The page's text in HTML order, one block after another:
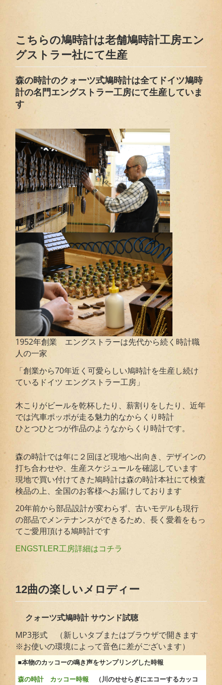
こちらの鳩時計は老舗鳩時計工房エン
グストラー社にて生産
森の時計のクォーツ式鳩時計は全てドイツ鳩時
計の名門エングストラー工房にて生産していま
す
1952年創業 エングストラーは先代から続く時計職
人の一家
「創業から70年近く可愛らしい鳩時計を生産し続け
ているドイツ エングストラー工房」
木こりがビールを乾杯したり、薪割りをしたり、近年
では汽車ポッポが走る魅力的なからくり時計
ひとつひとつが作品のようなからくり時計です。
森の時計では年に２回ほど現地へ出向き、デザインの
打ち合わせや、生産スケジュールを確認しています
現地で買い付けてきた鳩時計は森の時計本社にて検査
検品の上、全国のお客様へお届けしております
20年前から部品設計が変わらず、古いモデルも現行
の部品でメンテナンスができるため、長く愛着をもっ
てご愛用頂ける鳩時計です
ENGSTLER工房詳細はコチラ
12曲の楽しいメロディー
クォーツ式鳩時計 サウンド試聴
MP3形式 （新しいタブまたはブラウザで開きます
※お使いの環境によって音色に差がございます）
■本物のカッコーの鳴き声をサンプリングした時報
森の時計 カッコー時報 （川のせせらぎにエコーするカッコ